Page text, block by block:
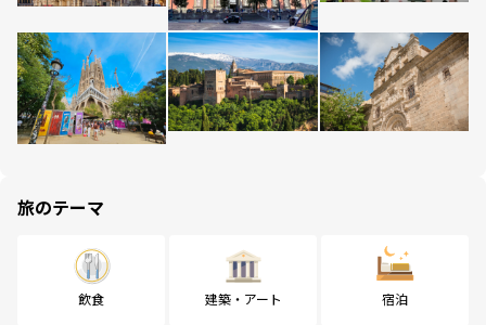
旅のテーマ
飲食 建築・アート 宿泊